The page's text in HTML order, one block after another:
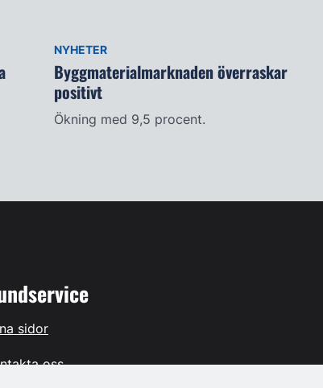
NYHETER
Byggmaterialmarknaden överraskar
positivt
Ökning med 9,5 procent.
sidor
oss